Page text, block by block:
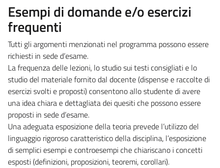
Esempi di domande e/o esercizi
frequenti
Tutti gli argomenti menzionati nel programma possono essere
richiesti in sede d’esame.
La frequenza delle lezioni, lo studio sui testi consigliati e lo
studio del materiale fornito dal docente (dispense e raccolte di
esercizi svolti e proposti) consentono allo studente di avere
una idea chiara e dettagliata dei quesiti che possono essere
proposti in sede d’esame.
Una adeguata esposizione della teoria prevede l’utilizzo del
linguaggio rigoroso caratteristico della disciplina, l’esposizione
di semplici esempi e controesempi che chiariscano i concetti
esposti (definizioni, proposizioni, teoremi, corollari).